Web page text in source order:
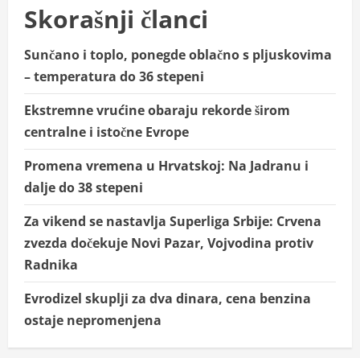
Skorašnji članci
Sunčano i toplo, ponegde oblačno s pljuskovima
– temperatura do 36 stepeni
Ekstremne vrućine obaraju rekorde širom
centralne i istočne Evrope
Promena vremena u Hrvatskoj: Na Jadranu i
dalje do 38 stepeni
Za vikend se nastavlja Superliga Srbije: Crvena
zvezda dočekuje Novi Pazar, Vojvodina protiv
Radnika
Evrodizel skuplji za dva dinara, cena benzina
ostaje nepromenjena